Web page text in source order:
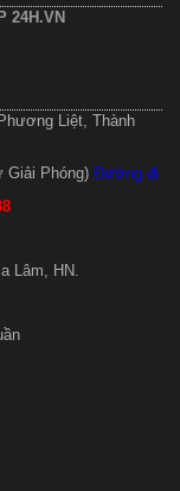
24H.VN
Liệt, Thành
Giải Phóng) Đường đi
Lâm, HN.